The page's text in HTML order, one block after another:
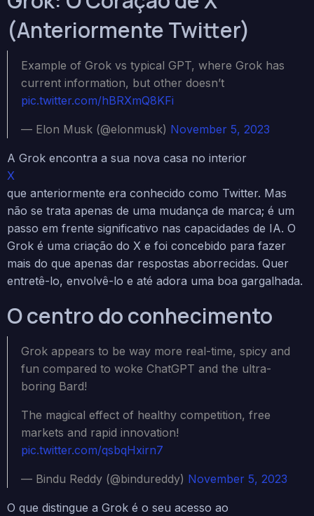
(Anteriormente Twitter)
Example of Grok vs typical GPT, where Grok has
current information, but other doesn’t
pic.twitter.com/hBRXmQ8KFi
— Elon Musk (@elonmusk) November 5, 2023
A Grok encontra a sua nova casa no interior
X
que anteriormente era conhecido como Twitter. Mas
não se trata apenas de uma mudança de marca; é um
passo em frente significativo nas capacidades de IA. O
Grok é uma criação do X e foi concebido para fazer
mais do que apenas dar respostas aborrecidas. Quer
entretê-lo, envolvê-lo e até adora uma boa gargalhada.
O centro do conhecimento
Grok appears to be way more real-time, spicy and
fun compared to woke ChatGPT and the ultra-
boring Bard!
The magical effect of healthy competition, free
markets and rapid innovation!
pic.twitter.com/qsbqHxirn7
— Bindu Reddy (@bindureddy) November 5, 2023
O que distingue a Grok é o seu acesso ao